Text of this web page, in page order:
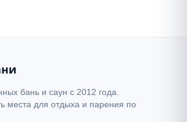
бань и саун с 2012 года.
места для отдыха и парения по